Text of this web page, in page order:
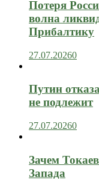
Потеря
волна
Прибалтику
27.07.20260
Путин
не подлежит
27.07.20260
Зачем
Запада